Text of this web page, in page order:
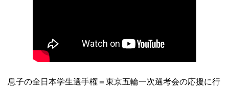
息子の全日本学生選手権＝東京五輪一次選考会の応援に行